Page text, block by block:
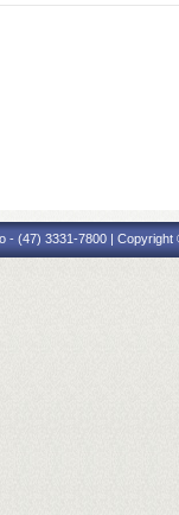
- (47) 3331-7800 |